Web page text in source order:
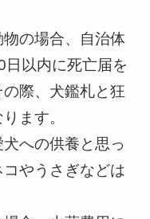
の場合、自治体
以内に死亡届を
際、犬鑑札と狂
ます。
への供養と思っ
やうさぎなどは